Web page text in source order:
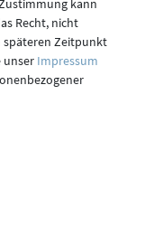
kann
Recht, nicht
späteren Zeitpunkt
unser Impressum